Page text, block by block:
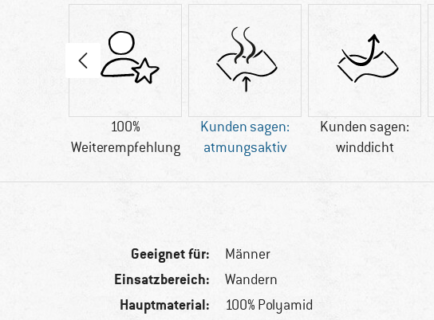
100%
Weiterempfehlung
Kunden sagen:
atmungsaktiv
Kunden sagen:
winddicht
Geeignet für: Männer
Einsatzbereich: Wandern
Hauptmaterial: 100% Polyamid